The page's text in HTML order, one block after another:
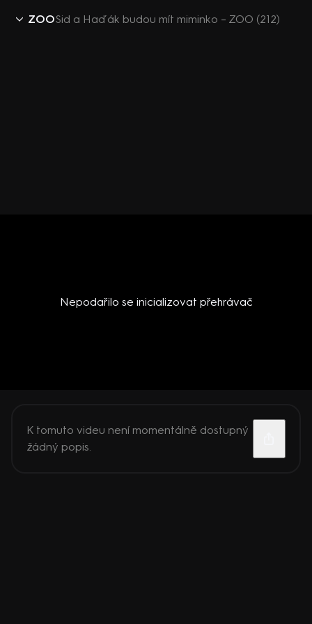
ZOOSid a Haďák budou mít miminko – ZOO (212)
Nepodařilo se inicializovat přehrávač
K tomuto videu není momentálně dostupný
žádný popis.